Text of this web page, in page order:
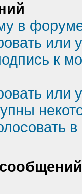
в
или
к
или